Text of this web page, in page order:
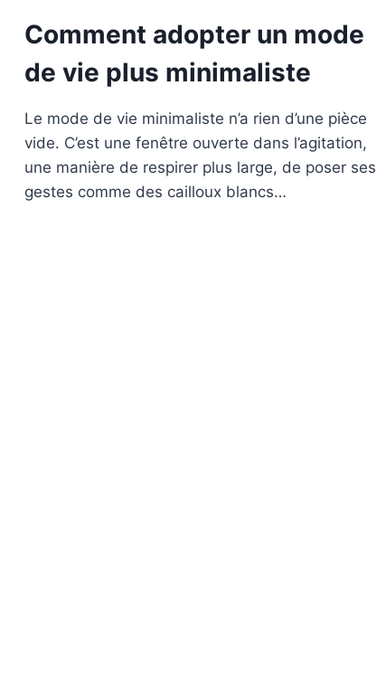
Comment adopter un mode
de vie plus minimaliste
Le mode de vie minimaliste n’a rien d’une pièce
vide. C’est une fenêtre ouverte dans l’agitation,
une manière de respirer plus large, de poser ses
gestes comme des cailloux blancs…